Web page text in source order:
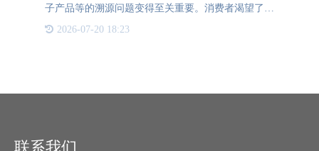
子产品等的溯源问题变得至关重要。消费者渴望了解
GALAXY信诚(北京)防伪技术有限公司进口产品溯源
2026-07-20 18:23
联系我们